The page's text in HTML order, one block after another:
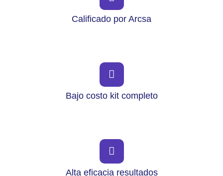
Calificado por Arcsa
Bajo costo kit completo
Alta eficacia resultados